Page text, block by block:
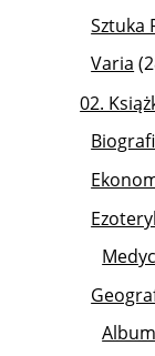
Sztuka
Varia
02.